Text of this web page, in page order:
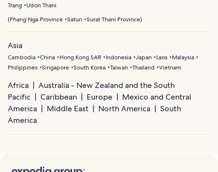
Trang
Udon Thani
(Phang Nga Province Satun Surat Thani Province)
Asia
Cambodia China Hong Kong SAR Indonesia Japan Laos
Malaysia
Philippines Singapore South Korea Taiwan Thailand Vietnam
Africa
Australia - New Zealand and the South
Pacific
Caribbean Europe
Mexico and Central
America
Middle East North America
South
America